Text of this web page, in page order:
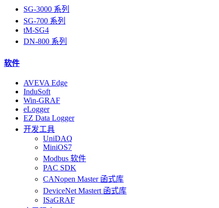
SG-3000 系列
SG-700 系列
tM-SG4
DN-800 系列
软件
AVEVA Edge
InduSoft
Win-GRAF
eLogger
EZ Data Logger
开发工具
UniDAQ
MiniOS7
Modbus 软件
PAC SDK
CANopen Master 函式库
DeviceNet Mastert 函式库
ISaGRAF